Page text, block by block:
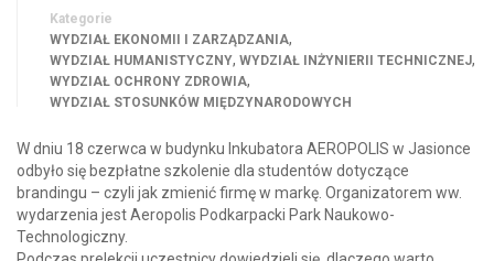
Kategorie
WYDZIAŁ EKONOMII I ZARZĄDZANIA,
WYDZIAŁ HUMANISTYCZNY, WYDZIAŁ INŻYNIERII TECHNICZNEJ,
WYDZIAŁ OCHRONY ZDROWIA,
WYDZIAŁ STOSUNKÓW MIĘDZYNARODOWYCH
W dniu 18 czerwca w budynku Inkubatora AEROPOLIS w Jasionce
odbyło się bezpłatne szkolenie dla studentów dotyczące
brandingu – czyli jak zmienić firmę w markę. Organizatorem ww.
wydarzenia jest Aeropolis Podkarpacki Park Naukowo-
Technologiczny.